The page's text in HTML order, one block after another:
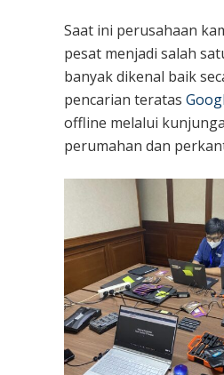
Saat ini perusahaan
pesat menjadi salah
banyak dikenal baik
pencarian teratas
offline melalui
perumahan dan